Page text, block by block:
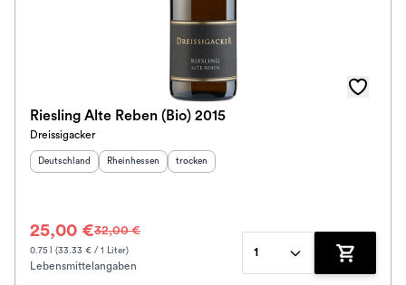
Riesling Alte Reben (Bio) 2015
Dreissigacker
Herkunftsland
Deutschland Herkunftsregion :
Rheinhessen Geschmack
trocken
25,00 €32,00 €
0.75 l (33.33 € / 1 Liter)
Lebensmittelangaben
1
Zum